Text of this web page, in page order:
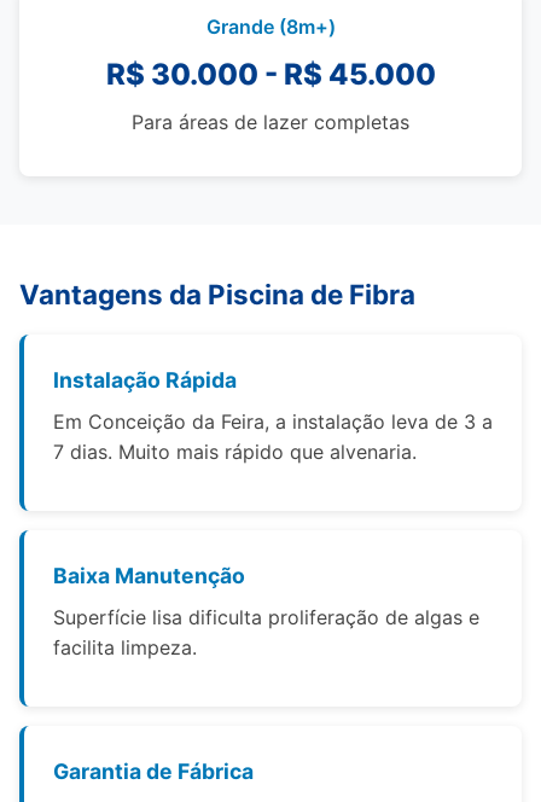
Grande (8m+)
R$ 30.000 - R$ 45.000
Para áreas de lazer completas
Vantagens da Piscina de Fibra
Instalação Rápida
Em Conceição da Feira, a instalação leva de 3 a
7 dias. Muito mais rápido que alvenaria.
Baixa Manutenção
Superfície lisa dificulta proliferação de algas e
facilita limpeza.
Garantia de Fábrica